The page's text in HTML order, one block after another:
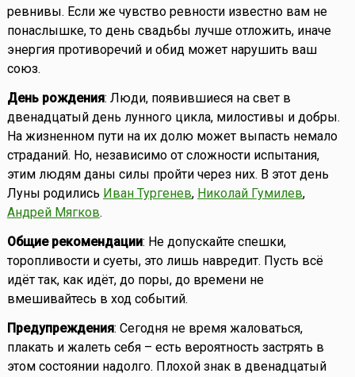
ревнивы. Если же чувство ревности известно вам не
понаслышке, то день свадьбы лучше отложить, иначе
энергия противоречий и обид может нарушить ваш
союз.
День рождения: Люди, появившиеся на свет в
двенадцатый день лунного цикла, милостивы и добры.
На жизненном пути на их долю может выпасть немало
страданий. Но, независимо от сложности испытания,
этим людям даны силы пройти через них. В этот день
Луны родились Иван Тургенев, Николай Гумилев,
Андрей Мягков.
Общие рекомендации: Не допускайте спешки,
торопливости и суеты, это лишь навредит. Пусть всё
идёт так, как идёт, до поры, до времени не
вмешивайтесь в ход событий.
Предупреждения: Сегодня не время жаловаться,
плакать и жалеть себя – есть вероятность застрять в
этом состоянии надолго. Плохой знак в двенадцатый